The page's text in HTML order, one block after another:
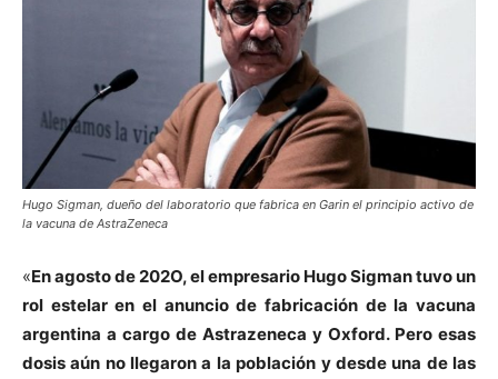
Hugo Sigman, dueño del laboratorio que fabrica en Garin el principio activo de
la vacuna de AstraZeneca
«En agosto de 202O, el empresario Hugo Sigman tuvo un
rol estelar en el anuncio de fabricación de la vacuna
argentina a cargo de Astrazeneca y Oxford. Pero esas
dosis aún no llegaron a la población y desde una de las